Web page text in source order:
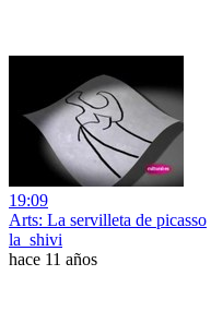
19:09
Arts: La servilleta de picasso
la_shivi
hace 11 años